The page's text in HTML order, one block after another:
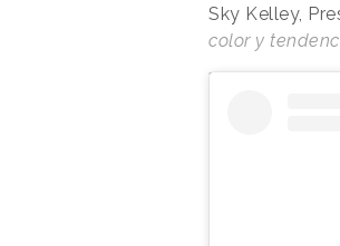
Sky Kelley,
color y